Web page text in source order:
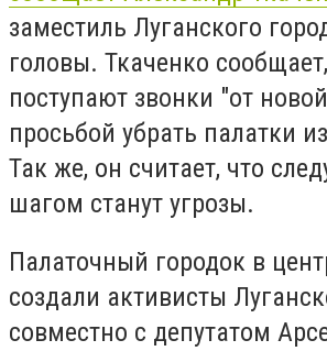
заместиль Луганского
головы. Ткаченко
поступают звонки "от
просьбой убрать палатки
Так же, он считает, что
шагом станут угрозы.
Палаточный городок в
создали активисты
совместно с депутатом